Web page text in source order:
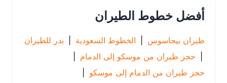
أفضل خطوط الطيران
طيران بيجاسوس | الخطوط السعودية | بدر للطيران
حجز طيران من موسكو إلى الدمام
|
حجز طيران من الدمام إلى موسكو |